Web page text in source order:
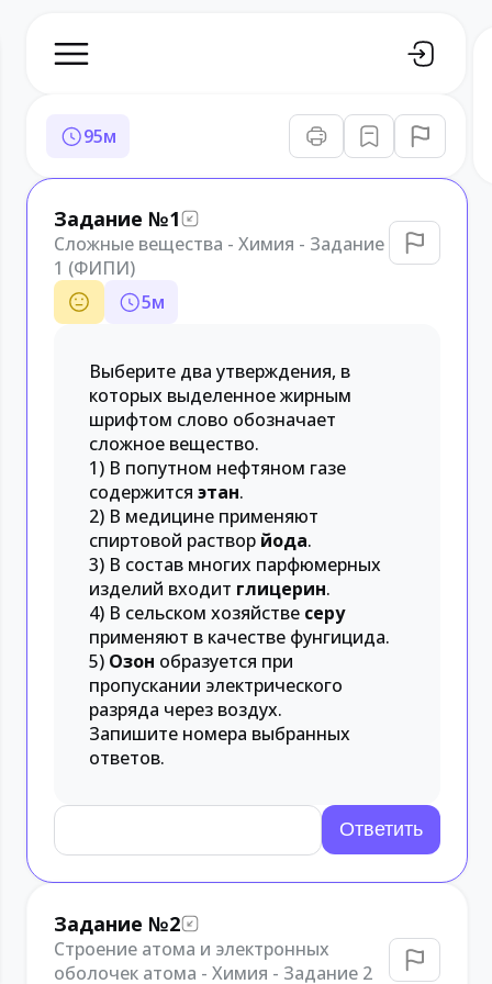
95м
Задание №1
Сложные вещества - Химия - Задание
1 (ФИПИ)
5м
Выберите два утверждения, в
которых выделенное жирным
шрифтом слово обозначает
сложное вещество.
1) В попутном нефтяном газе
содержится этан.
2) В медицине применяют
спиртовой раствор йода.
3) В состав многих парфюмерных
изделий входит глицерин.
4) В сельском хозяйстве серу
применяют в качестве фунгицида.
5) Озон образуется при
пропускании электрического
разряда через воздух.
Запишите номера выбранных
ответов.
Задание №2
Строение атома и электронных
оболочек атома - Химия - Задание 2